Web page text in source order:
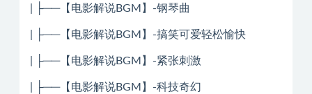
| ├──【电影解说BGM】-钢琴曲
| ├──【电影解说BGM】-搞笑可爱轻松愉快
| ├──【电影解说BGM】-紧张刺激
| ├──【电影解说BGM】-科技奇幻